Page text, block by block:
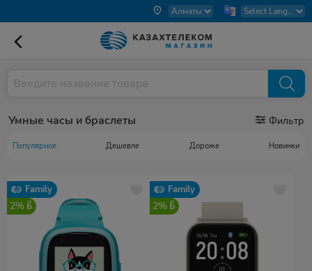
Умные часы и браслеты Фильтр
Популярное Дешевле Дороже Новинки
Family
2%
Family
2%